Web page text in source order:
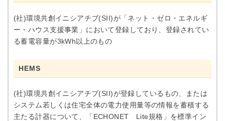
(社)環境共創イニシアチブ(SII)が「ネット・ゼロ・エネルギ
ー・ハウス支援事業」において登録しており、登録されてい
る蓄電容量が3kWh以上のもの
HEMS
(社)環境共創イニシアチブ(SII)が登録しているもの、または
システム若しくは住宅全体の電力使用量等の情報を蓄積する
主たる計器について、「ECHONET Lite規格」を標準イン